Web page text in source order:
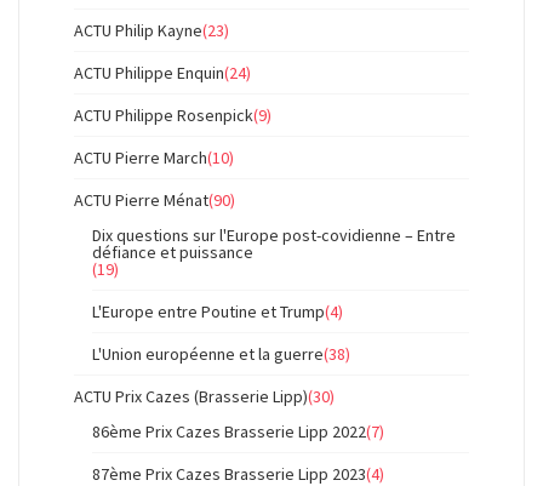
ACTU Philip Kayne(23)
ACTU Philippe Enquin(24)
ACTU Philippe Rosenpick(9)
ACTU Pierre March(10)
ACTU Pierre Ménat(90)
Dix questions sur l'Europe post-covidienne – Entre
défiance et puissance
(19)
L'Europe entre Poutine et Trump(4)
L'Union européenne et la guerre(38)
ACTU Prix Cazes (Brasserie Lipp)(30)
86ème Prix Cazes Brasserie Lipp 2022(7)
87ème Prix Cazes Brasserie Lipp 2023(4)